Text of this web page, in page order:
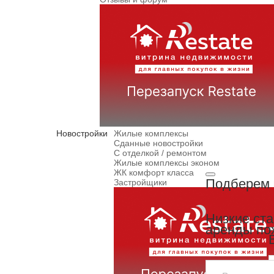
Новостройки
Жилые комплексы
Сданные новостройки
С отделкой / ремонтом
Жилые комплексы эконом
ЖК комфорт класса
Застройщики
Подберем
Низкие
аренды